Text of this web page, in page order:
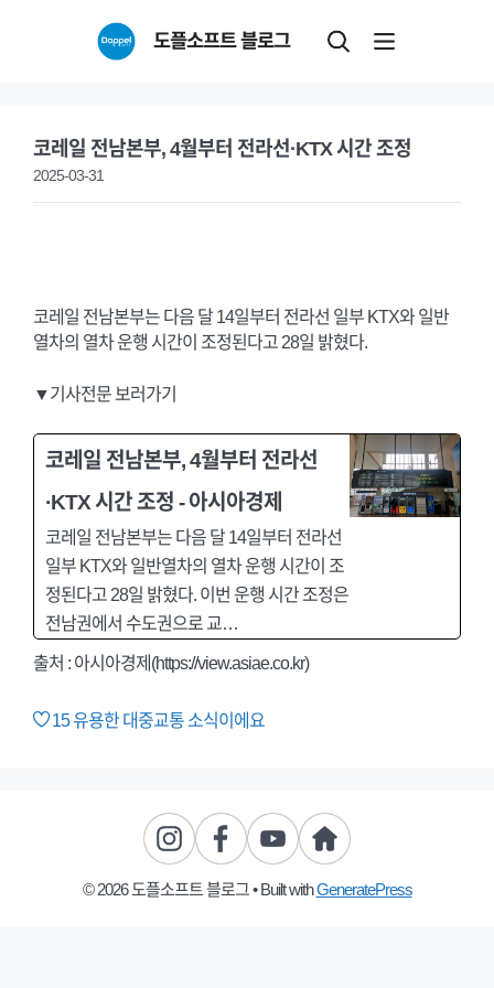
도플소프트 블로그
코레일 전남본부, 4월부터 전라선·KTX 시간 조정
2025-03-31
코레일 전남본부는 다음 달 14일부터 전라선 일부 KTX와 일반
열차의 열차 운행 시간이 조정된다고 28일 밝혔다.
▼기사전문 보러가기
코레일 전남본부, 4월부터 전라선
·KTX 시간 조정 - 아시아경제
코레일 전남본부는 다음 달 14일부터 전라선
일부 KTX와 일반열차의 열차 운행 시간이 조
정된다고 28일 밝혔다. 이번 운행 시간 조정은
전남권에서 수도권으로 교…
출처 : 아시아경제(https://view.asiae.co.kr)
15유용한 대중교통 소식이에요
© 2026 도플소프트 블로그• Built withGeneratePress